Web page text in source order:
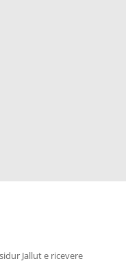
Jallut e ricevere